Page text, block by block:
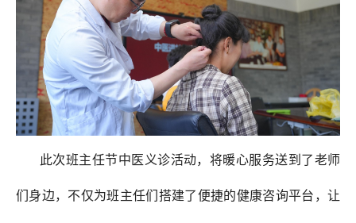
此次班主任节中医义诊活动，将暖心服务送到了老师
们身边，不仅为班主任们搭建了便捷的健康咨询平台，让